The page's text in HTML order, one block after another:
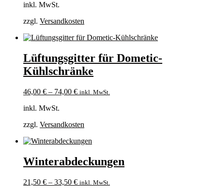
inkl. MwSt.
zzgl. Versandkosten
Lüftungsgitter für Dometic-
Kühlschränke
46,00 € – 74,00 € inkl. MwSt.
inkl. MwSt.
zzgl. Versandkosten
Winterabdeckungen
21,50 € – 33,50 € inkl. MwSt.